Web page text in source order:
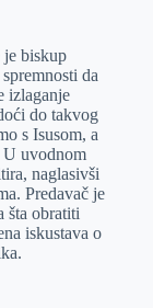
je biskup
da
izlaganje
do takvog
s Isusom, a
U uvodnom
naglasivši
Predavač je
šta obratiti
iskustava o